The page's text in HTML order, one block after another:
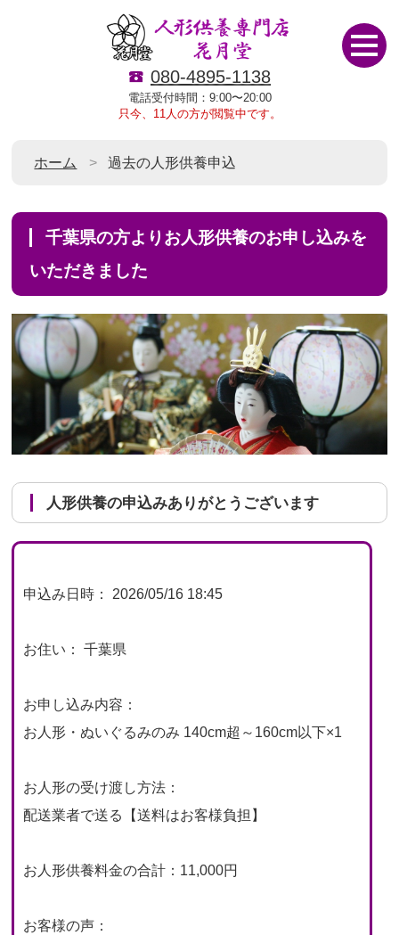
080-4895-1138
電話受付時間：9:00〜20:00
只今、11人の方が閲覧中です。
ホーム 過去の人形供養申込
千葉県の方よりお人形供養のお申し込みを
いただきました
人形供養の申込みありがとうございます
申込み日時： 2026/05/16 18:45
お住い： 千葉県
お申し込み内容：
お人形・ぬいぐるみのみ 140cm超～160cm以下×1
お人形の受け渡し方法：
配送業者で送る【送料はお客様負担】
お人形供養料金の合計：11,000円
お客様の声：